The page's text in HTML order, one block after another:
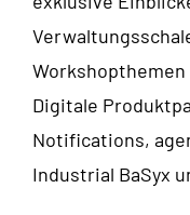
Digitale
Notifications,
Industrial BaSyx